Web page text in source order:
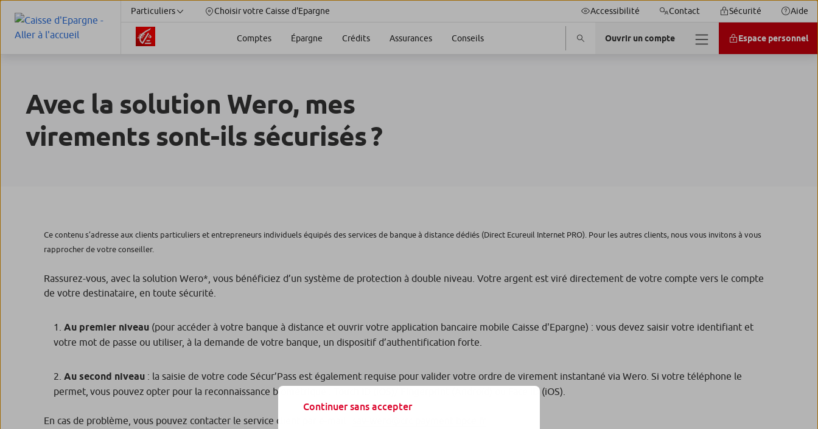
Particuliers Choisir votre Caisse d'Epargne Accessibilité Contact Sécurité Aide
Comptes Épargne Crédits Assurances Conseils Ouvrir un compte Espace personnel
Avec la solution Wero, mes
virements sont-ils sécurisés ?
Ce contenu s’adresse aux clients particuliers et entrepreneurs individuels équipés des services de banque à distance dédiés (Direct Ecureuil Internet PRO). Pour les autres clients, nous vous invitons à vous
rapprocher de votre conseiller.
Rassurez-vous, avec la solution Wero*, vous bénéficiez d’un système de protection à double niveau. Votre argent est viré directement de votre compte vers le compte
de votre destinataire, en toute sécurité.
Au premier niveau (pour accéder à votre banque à distance et ouvrir votre application bancaire mobile Caisse d'Epargne) : vous devez saisir votre identifiant et
votre mot de passe ou utiliser, à la demande de votre banque, un dispositif d’authentification forte.
Au second niveau : la saisie de votre code Sécur’Pass est également requise pour valider votre ordre de virement instantané via Wero. Si votre téléphone le
permet, vous pouvez opter pour la reconnaissance biométrique : Touch ID (iOS)/ Fingerprint (Androïd) ou Face ID (iOS).
En cas de problème, vous pouvez contacter le service client par e-mail :
Continuer sans accepter